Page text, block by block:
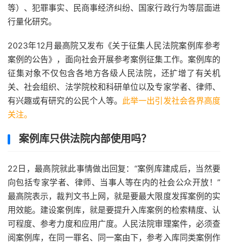
等）、犯罪事实、民商事经济纠纷、国家行政行为等层面进
行量化研究。
2023年12月最高院又发布《关于征集人民法院案例库参考
案例的公告》，面向社会开展参考案例征集工作。案例库的
征集对象不仅包含各地方各级人民法院，还扩增了有关机
关、社会组织、法学院校和科研单位以及专家学者、律师、
有兴趣或有研究的公民个人等。 此举一出引发社会各界高度
关注。
案例库只供法院内部使用吗？
22日，最高院就此事情做出回复：“案例库建成后，当然要
向包括专家学者、律师、当事人等在内的社会公众开放！”
最高院表示，裁判文书上网，就是要最大限度发挥案例的实
用效能。建设案例库，就是要提升入库案例的检索精度、认
可程度、参考力度和应用广度。人民法院审理案件，必须查
阅案例库，在同一罪名、同一案由下，参考入库同类案例作